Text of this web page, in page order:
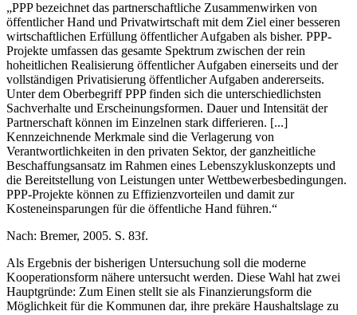
„PPP bezeichnet das partnerschaftliche Zusammenwirken von
öffentlicher Hand und Privatwirtschaft mit dem Ziel einer besseren
wirtschaftlichen Erfüllung öffentlicher Aufgaben als bisher. PPP-
Projekte umfassen das gesamte Spektrum zwischen der rein
hoheitlichen Realisierung öffentlicher Aufgaben einerseits und der
vollständigen Privatisierung öffentlicher Aufgaben andererseits.
Unter dem Oberbegriff PPP finden sich die unterschiedlichsten
Sachverhalte und Erscheinungsformen. Dauer und Intensität der
Partnerschaft können im Einzelnen stark differieren. [...]
Kennzeichnende Merkmale sind die Verlagerung von
Verantwortlichkeiten in den privaten Sektor, der ganzheitliche
Beschaffungsansatz im Rahmen eines Lebenszykluskonzepts und
die Bereitstellung von Leistungen unter Wettbewerbesbedingungen.
PPP-Projekte können zu Effizienzvorteilen und damit zur
Kosteneinsparungen für die öffentliche Hand führen.“
Nach: Bremer, 2005. S. 83f.
Als Ergebnis der bisherigen Untersuchung soll die moderne
Kooperationsform nähere untersucht werden. Diese Wahl hat zwei
Hauptgründe: Zum Einen stellt sie als Finanzierungsform die
Möglichkeit für die Kommunen dar, ihre prekäre Haushaltslage zu